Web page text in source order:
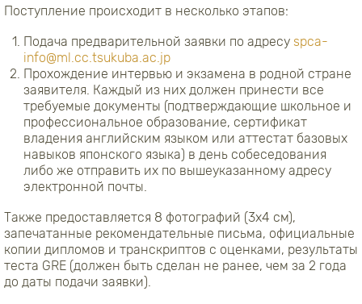
Поступление происходит в несколько этапов:
Подача предварительной заявки по адресу spca-
info@ml.cc.tsukuba.ac.jp
Прохождение интервью и экзамена в родной стране
заявителя. Каждый из них должен принести все
требуемые документы (подтверждающие школьное и
профессиональное образование, сертификат
владения английским языком или аттестат базовых
навыков японского языка) в день собеседования
либо же отправить их по вышеуказанному адресу
электронной почты.
Также предоставляется 8 фотографий (3x4 см),
запечатанные рекомендательные письма, официальные
копии дипломов и транскриптов с оценками, результаты
теста GRE (должен быть сделан не ранее, чем за 2 года
до даты подачи заявки).